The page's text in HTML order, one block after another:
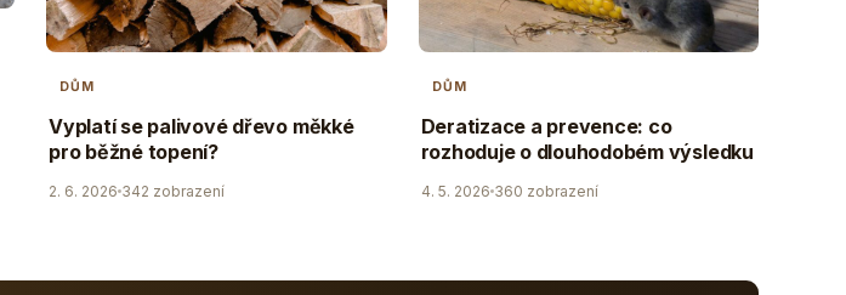
DŮM
Vyplatí se palivové dřevo měkké
pro běžné topení?
2. 6. 2026 342 zobrazení
DŮM
Deratizace a prevence: co
rozhoduje o dlouhodobém výsledku
4. 5. 2026 360 zobrazení